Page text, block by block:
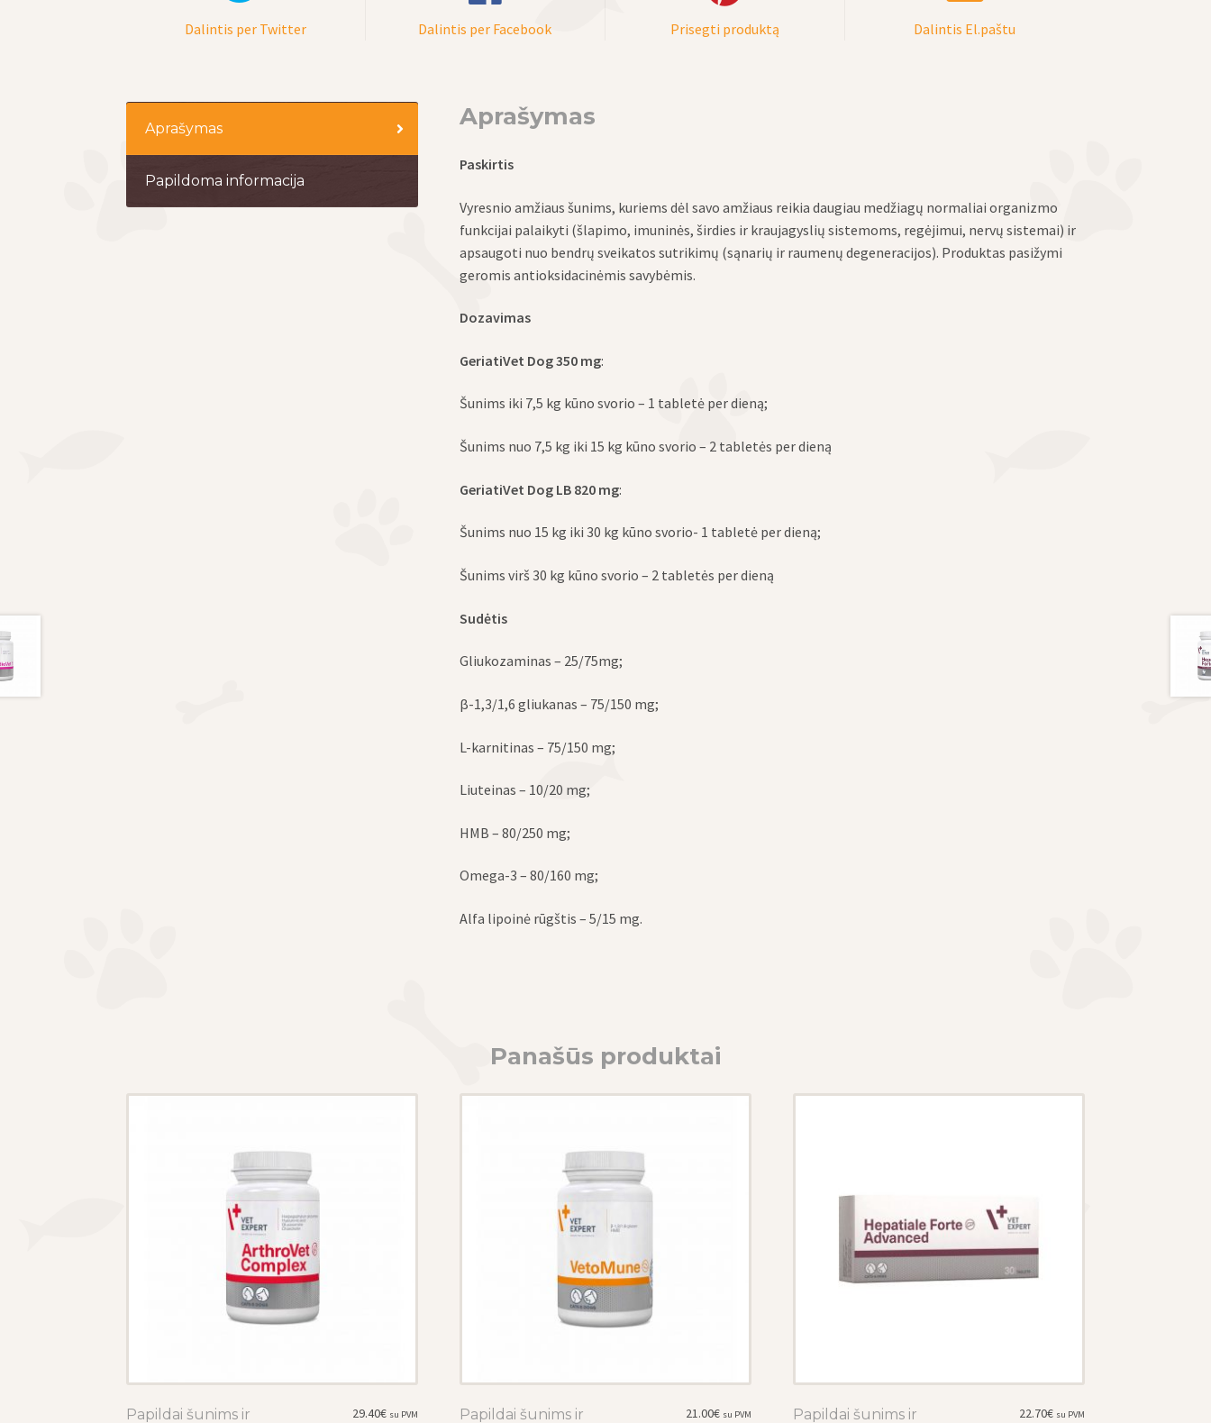
normaliai
45
Dalintis per Twitter Dalintis per Facebook Prisegti produktą Dalintis El.paštu
Aprašymas
Papildoma informacija
Aprašymas
Paskirtis
Vyresnio amžiaus šunims, kuriems dėl savo amžiaus reikia daugiau medžiagų normaliai organizmo
funkcijai palaikyti (šlapimo, imuninės, širdies ir kraujagyslių sistemoms, regėjimui, nervų sistemai) ir
apsaugoti nuo bendrų sveikatos sutrikimų (sąnarių ir raumenų degeneracijos). Produktas pasižymi
geromis antioksidacinėmis savybėmis.
Dozavimas
GeriatiVet Dog 350 mg:
Šunims iki 7,5 kg kūno svorio – 1 tabletė per dieną;
Šunims nuo 7,5 kg iki 15 kg kūno svorio – 2 tabletės perdieną
GeriatiVet Dog LB 820 mg:
Šunims nuo 15 kg iki 30 kg kūno svorio- 1 tabletė perdieną;
Šunims virš 30 kg kūno svorio – 2 tabletės per dieną
Sudėtis
Gliukozaminas – 25/75mg;
β-1,3/1,6 gliukanas – 75/150 mg;
L-karnitinas – 75/150 mg;
Liuteinas – 10/20 mg;
HMB – 80/250 mg;
Omega-3 – 80/160 mg;
Alfa lipoinė rūgštis – 5/15 mg.
Panašūs produktai
Papildai šunims ir
29.40€ su PVM
Papildai šunims ir
21.00€ su PVM
Papildai šunims ir
22.70€ su PVM